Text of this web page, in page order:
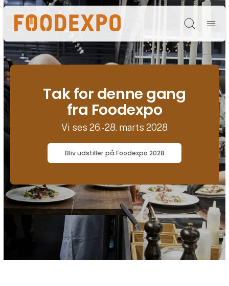
Søg
Tak for denne gang
fra Foodexpo
Vi ses 26.-28. marts 2028
Bliv udstiller på Foodexpo 2028